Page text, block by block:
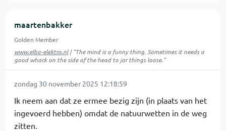
maartenbakker
Golden Member
www.elba-elektro.nl| "The mind is a funny thing. Sometimes it needs a
good whack on the side of the head to jar things loose."
zondag 30 november 2025 12:18:59
Ik neem aan dat ze ermee bezig zijn (in plaats van het
ingevoerd hebben) omdat de natuurwetten in de weg
zitten.